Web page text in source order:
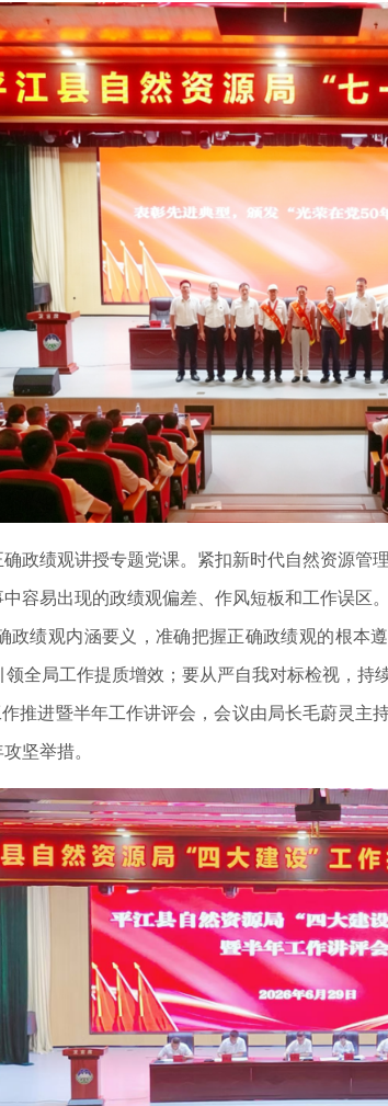
绩观讲授专题党课。紧扣新时代自然资源管
容易出现的政绩观偏差、作风短板和工作误区。
观内涵要义，准确把握正确政绩观的根本
全局工作提质增效；要从严自我对标检视，持
进暨半年工作讲评会，会议由局长毛蔚灵主
坚举措。